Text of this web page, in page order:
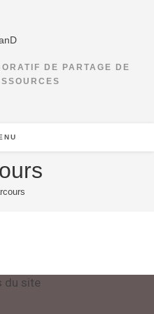
DE PARTAGE DE
du site